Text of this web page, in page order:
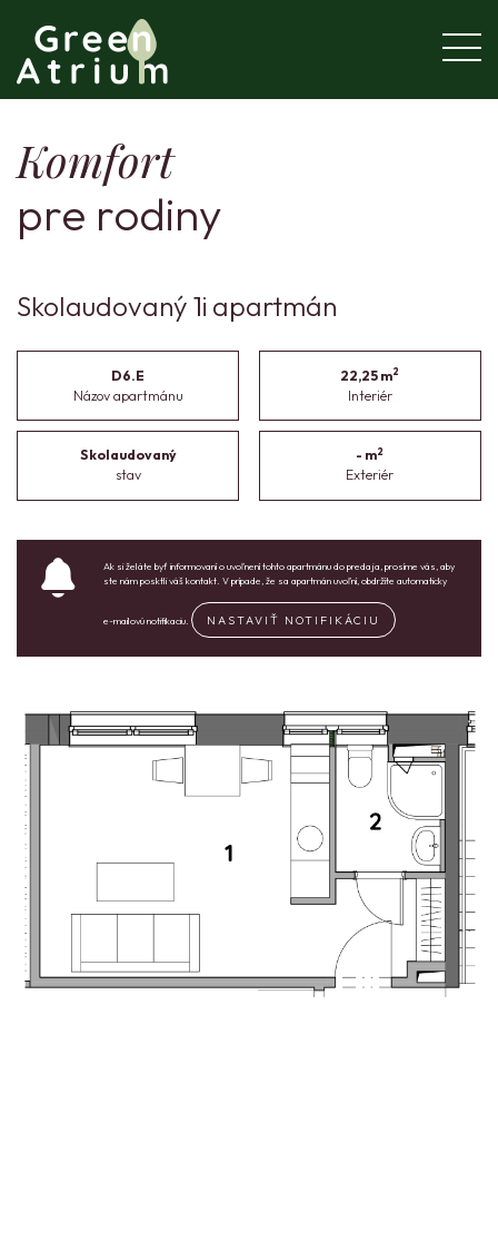
Komfort
pre rodiny
Skolaudovaný 1i apartmán
D6.E
Názov apartmánu
22,25 m2
Interiér
Skolaudovaný
stav
- m2
Exteriér
Ak si želáte byť informovaní o uvoľnení tohto apartmánu do predaja, prosíme vás, aby
ste nám posktli váš kontakt. V prípade, že sa apartmán uvoľní, obdržíte automaticky
e-mailovú notifikaciu. NASTAVIŤ NOTIFIKÁCIU